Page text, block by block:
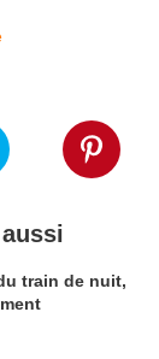
train de nuit,